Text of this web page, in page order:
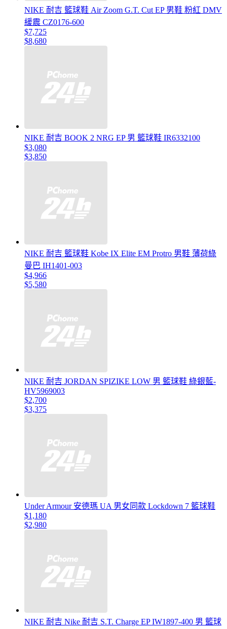
NIKE 耐吉 籃球鞋 Air Zoom G.T. Cut EP 男鞋 粉紅 DMV
緩震 CZ0176-600
$7,725
$8,680
NIKE 耐吉 BOOK 2 NRG EP 男 籃球鞋 IR6332100
$3,080
$3,850
NIKE 耐吉 籃球鞋 Kobe IX Elite EM Protro 男鞋 薄荷綠
曼巴 IH1401-003
$4,966
$5,580
NIKE 耐吉 JORDAN SPIZIKE LOW 男 籃球鞋 綠銀藍-
HV5969003
$2,700
$3,375
Under Armour 安德瑪 UA 男女同款 Lockdown 7 籃球鞋
$1,180
$2,980
NIKE 耐吉 Nike 耐吉 S.T. Charge EP IW1897-400 男 籃球